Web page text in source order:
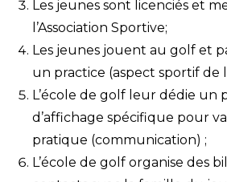
Les jeunes sont licenciés et
l’Association Sportive;
Les jeunes jouent au golf et
un practice (aspect sportif de
L’école de golf leur dédie un
d’affichage spécifique pour
pratique (communication) ;
L’école de golf organise des